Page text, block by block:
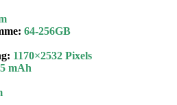
: 64-256GB
1170×2532 Pixels
mAh